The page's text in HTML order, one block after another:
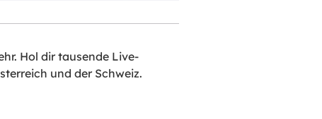
Hol dir tausende Live-
und der Schweiz.